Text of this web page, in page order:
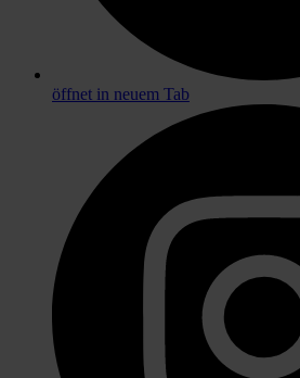
öffnet in neuem Tab